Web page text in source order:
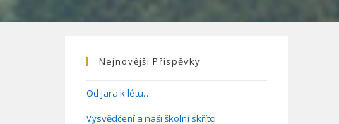
Nejnovější Příspěvky
Od jara k létu…
Vysvědčení a naši školní skřítci